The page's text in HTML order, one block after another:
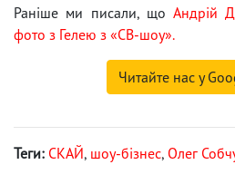
Раніше ми писали, що Андрій
фото з Гелею з «СВ-шоу».
Читайте нас у
Теги: СКАЙ, шоу-бізнес, Олег